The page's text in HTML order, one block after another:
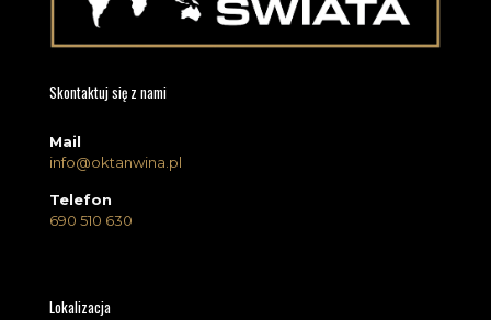
Skontaktuj się z nami
Mail
info@oktanwina.pl
Telefon
690 510 630
Lokalizacja